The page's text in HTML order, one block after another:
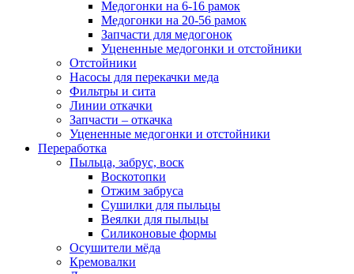
Медогонки на 6-16 рамок
Медогонки на 20-56 рамок
Запчасти для медогонок
Уцененные медогонки и отстойники
Отстойники
Насосы для перекачки меда
Фильтры и сита
Линии откачки
Запчасти – откачка
Уцененные медогонки и отстойники
Переработка
Пыльца, забрус, воск
Воскотопки
Отжим забруса
Сушилки для пыльцы
Веялки для пыльцы
Силиконовые формы
Осушители мёда
Кремовалки